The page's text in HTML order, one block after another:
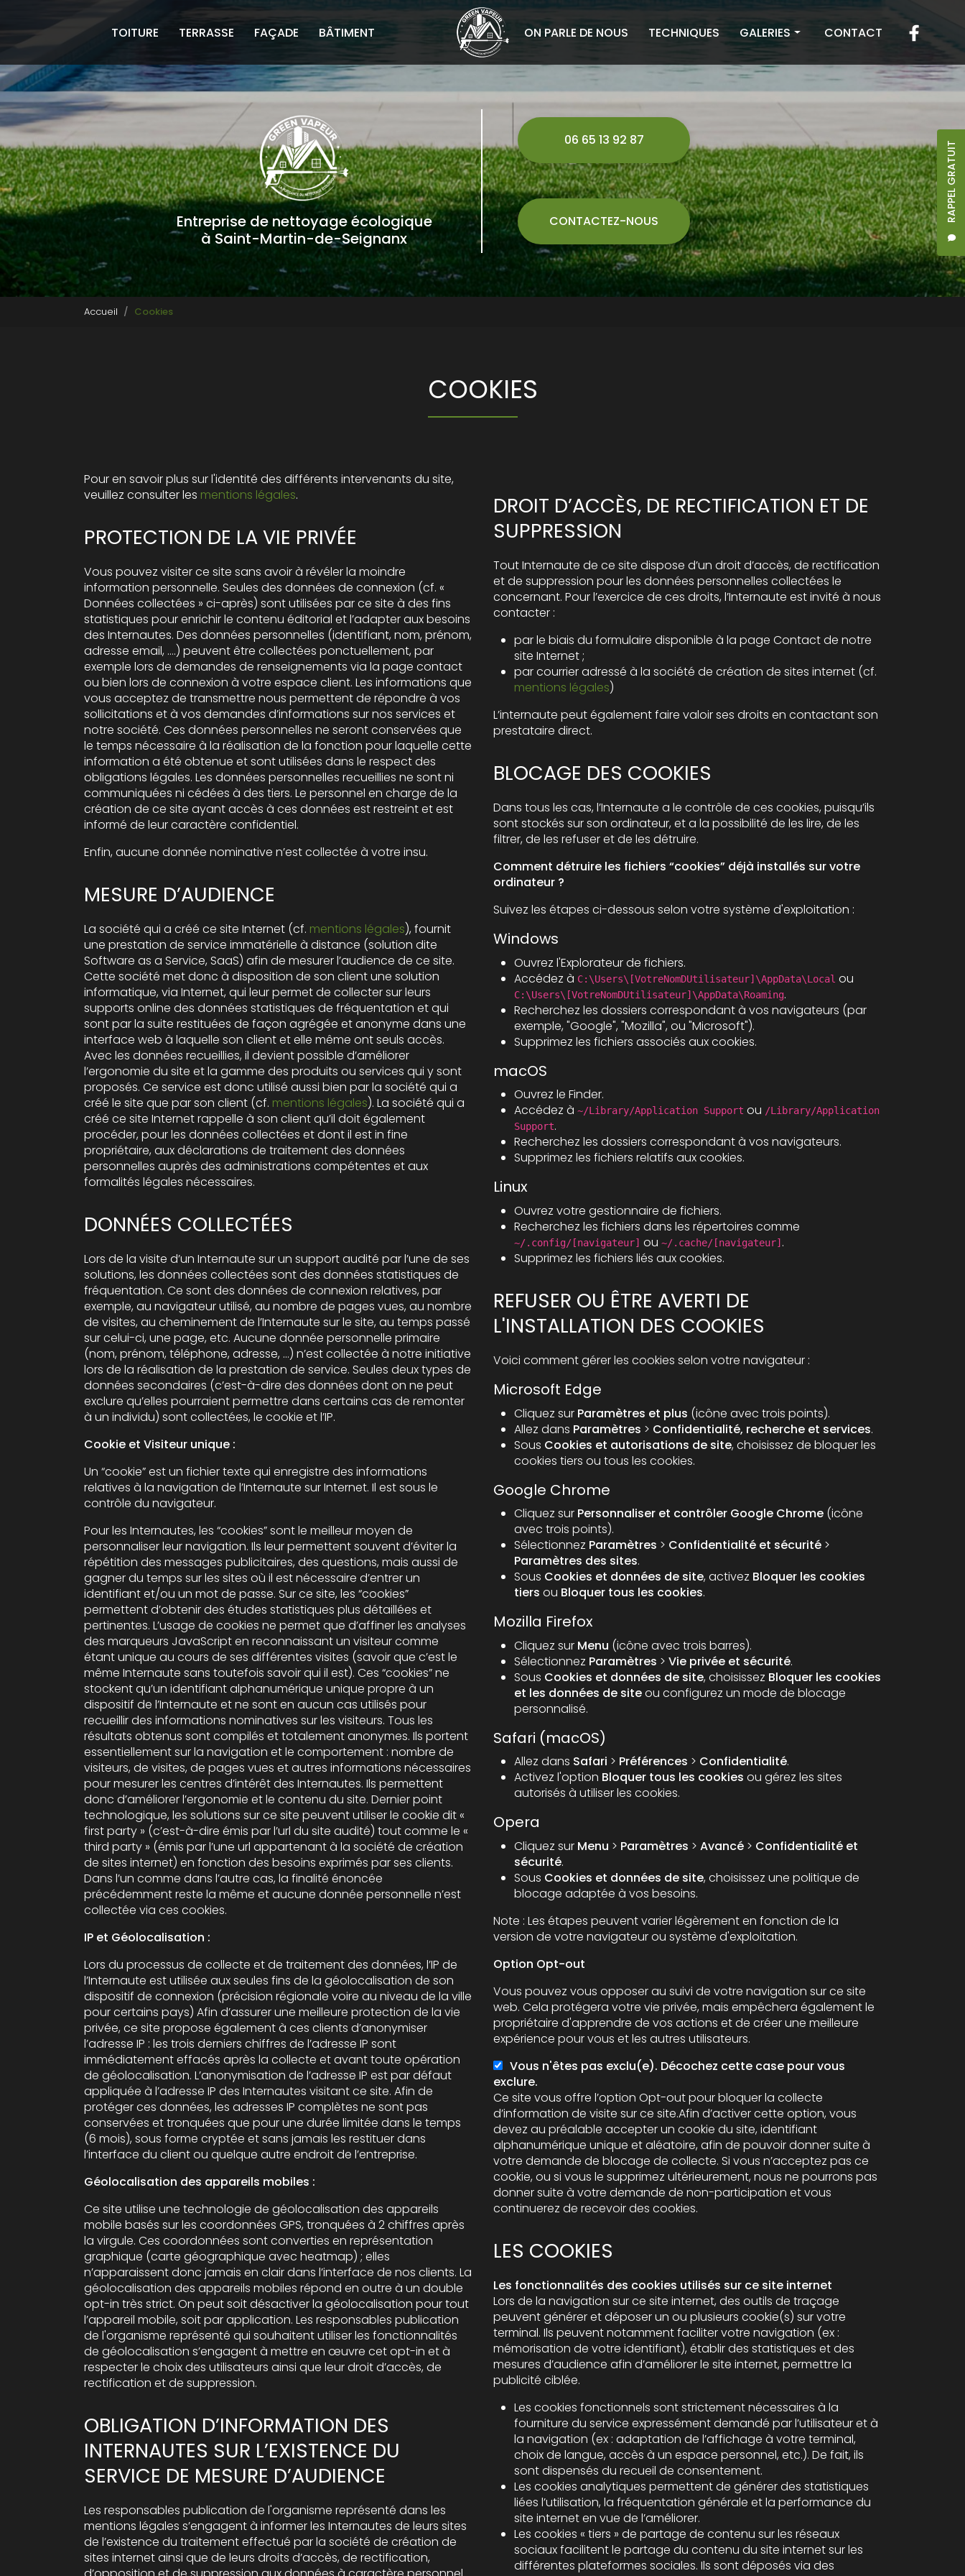
contenu
RAPPEL GRATUIT
TOITURE
TERRASSE FAÇADE BÂTIMENT ON PARLE DE NOUS TECHNIQUES GALERIES
Toiture
CONTACT
Entreprise de nettoyage écologique
à Saint-Martin-de-Seignanx
06 65 13 92 87
CONTACTEZ-NOUS
Accueil Cookies
COOKIES
Pour en savoir plus sur l'identité des différents intervenants du site,
veuillez consulter les mentions légales.
PROTECTION DE LA VIE PRIVÉE
Vous pouvez visiter ce site sans avoir à révéler la moindre
information personnelle. Seules des données de connexion (cf. «
Données collectées » ci-après) sont utilisées par ce site à des fins
statistiques pour enrichir le contenu éditorial et l’adapter aux besoins
des Internautes. Des données personnelles (identifiant, nom, prénom,
adresse email, ….) peuvent être collectées ponctuellement, par
exemple lors de demandes de renseignements via la page contact
ou bien lors de connexion à votre espace client. Les informations que
vous acceptez de transmettre nous permettent de répondre à vos
sollicitations et à vos demandes d’informations sur nos services et
notre société. Ces données personnelles ne seront conservées que
le temps nécessaire à la réalisation de la fonction pour laquelle cette
information a été obtenue et sont utilisées dans le respect des
obligations légales. Les données personnelles recueillies ne sont ni
communiquées ni cédées à des tiers. Le personnel en charge de la
création de ce site ayant accès à ces données est restreint et est
informé de leur caractère confidentiel.
Enfin, aucune donnée nominative n’est collectée à votre insu.
MESURE D’AUDIENCE
La société qui a créé ce site Internet (cf. mentions légales), fournit
une prestation de service immatérielle à distance (solution dite
Software as a Service, SaaS) afin de mesurer l’audience de ce site.
Cette société met donc à disposition de son client une solution
informatique, via Internet, qui leur permet de collecter sur leurs
supports online des données statistiques de fréquentation et qui
sont par la suite restituées de façon agrégée et anonyme dans une
interface web à laquelle son client et elle même ont seuls accès.
Avec les données recueillies, il devient possible d’améliorer
l’ergonomie du site et la gamme des produits ou services qui y sont
proposés. Ce service est donc utilisé aussi bien par la société qui a
créé le site que par son client (cf. mentions légales). La société qui a
créé ce site Internet rappelle à son client qu’il doit également
procéder, pour les données collectées et dont il est in fine
propriétaire, aux déclarations de traitement des données
personnelles auprès des administrations compétentes et aux
formalités légales nécessaires.
DONNÉES COLLECTÉES
Lors de la visite d’un Internaute sur un support audité par l’une de ses
solutions, les données collectées sont des données statistiques de
fréquentation. Ce sont des données de connexion relatives, par
exemple, au navigateur utilisé, au nombre de pages vues, au nombre
de visites, au cheminement de l’Internaute sur le site, au temps passé
sur celui-ci, une page, etc. Aucune donnée personnelle primaire
(nom, prénom, téléphone, adresse, …) n’est collectée à notre initiative
lors de la réalisation de la prestation de service. Seules deux types de
données secondaires (c’est-à-dire des données dont on ne peut
exclure qu’elles pourraient permettre dans certains cas de remonter
à un individu) sont collectées, le cookie et l’IP.
Cookie et Visiteur unique :
Un “cookie” est un fichier texte qui enregistre des informations
relatives à la navigation de l’Internaute sur Internet. Il est sous le
contrôle du navigateur.
Pour les Internautes, les “cookies” sont le meilleur moyen de
personnaliser leur navigation. Ils leur permettent souvent d’éviter la
répétition des messages publicitaires, des questions, mais aussi de
gagner du temps sur les sites où il est nécessaire d’entrer un
identifiant et/ou un mot de passe. Sur ce site, les “cookies”
permettent d’obtenir des études statistiques plus détaillées et
pertinentes. L’usage de cookies ne permet que d’affiner les analyses
des marqueurs JavaScript en reconnaissant un visiteur comme
étant unique au cours de ses différentes visites (savoir que c’est le
même Internaute sans toutefois savoir qui il est). Ces “cookies” ne
stockent qu’un identifiant alphanumérique unique propre à un
dispositif de l’Internaute et ne sont en aucun cas utilisés pour
recueillir des informations nominatives sur les visiteurs. Tous les
résultats obtenus sont compilés et totalement anonymes. Ils portent
essentiellement sur la navigation et le comportement : nombre de
visiteurs, de visites, de pages vues et autres informations nécessaires
pour mesurer les centres d’intérêt des Internautes. Ils permettent
donc d’améliorer l’ergonomie et le contenu du site. Dernier point
technologique, les solutions sur ce site peuvent utiliser le cookie dit «
first party » (c’est-à-dire émis par l’url du site audité) tout comme le «
third party » (émis par l’une url appartenant à la société de création
de sites internet) en fonction des besoins exprimés par ses clients.
Dans l’un comme dans l’autre cas, la finalité énoncée
précédemment reste la même et aucune donnée personnelle n’est
collectée via ces cookies.
IP et Géolocalisation :
Lors du processus de collecte et de traitement des données, l’IP de
l’Internaute est utilisée aux seules fins de la géolocalisation de son
dispositif de connexion (précision régionale voire au niveau de la ville
pour certains pays) Afin d’assurer une meilleure protection de la vie
privée, ce site propose également à ces clients d’anonymiser
l’adresse IP : les trois derniers chiffres de l’adresse IP sont
immédiatement effacés après la collecte et avant toute opération
de géolocalisation. L’anonymisation de l’adresse IP est par défaut
appliquée à l’adresse IP des Internautes visitant ce site. Afin de
protéger ces données, les adresses IP complètes ne sont pas
conservées et tronquées que pour une durée limitée dans le temps
(6 mois), sous forme cryptée et sans jamais les restituer dans
l’interface du client ou quelque autre endroit de l’entreprise.
Géolocalisation des appareils mobiles :
Ce site utilise une technologie de géolocalisation des appareils
mobile basés sur les coordonnées GPS, tronquées à 2 chiffres après
la virgule. Ces coordonnées sont converties en représentation
graphique (carte géographique avec heatmap) ; elles
n’apparaissent donc jamais en clair dans l’interface de nos clients. La
géolocalisation des appareils mobiles répond en outre à un double
opt-in très strict. On peut soit désactiver la géolocalisation pour tout
l’appareil mobile, soit par application. Les responsables publication
de l'organisme représenté qui souhaitent utiliser les fonctionnalités
de géolocalisation s’engagent à mettre en œuvre cet opt-in et à
respecter le choix des utilisateurs ainsi que leur droit d’accès, de
rectification et de suppression.
OBLIGATION D’INFORMATION DES
INTERNAUTES SUR L’EXISTENCE DU
SERVICE DE MESURE D’AUDIENCE
Les responsables publication de l'organisme représenté dans les
mentions légales s’engagent à informer les Internautes de leurs sites
de l’existence du traitement effectué par la société de création de
sites internet ainsi que de leurs droits d’accès, de rectification,
DROIT D’ACCÈS, DE RECTIFICATION ET DE
SUPPRESSION
Tout Internaute de ce site dispose d’un droit d’accès, de rectification
et de suppression pour les données personnelles collectées le
concernant. Pour l’exercice de ces droits, l’Internaute est invité à nous
contacter :
par le biais du formulaire disponible à la page Contact de notre
site Internet ;
par courrier adressé à la société de création de sites internet (cf.
mentions légales)
L’internaute peut également faire valoir ses droits en contactant son
prestataire direct.
BLOCAGE DES COOKIES
Dans tous les cas, l’Internaute a le contrôle de ces cookies, puisqu’ils
sont stockés sur son ordinateur, et a la possibilité de les lire, de les
filtrer, de les refuser et de les détruire.
Comment détruire les fichiers “cookies” déjà installés sur votre
ordinateur ?
Suivez les étapes ci-dessous selon votre système d'exploitation :
Windows
Ouvrez l'Explorateur de fichiers.
Accédez à C:\Users\[VotreNomDUtilisateur]\AppData\Local ou
C:\Users\[VotreNomDUtilisateur]\AppData\Roaming.
Recherchez les dossiers correspondant à vos navigateurs (par
exemple, "Google", "Mozilla", ou "Microsoft").
Supprimez les fichiers associés aux cookies.
macOS
Ouvrez le Finder.
Accédez à ~/Library/Application Support ou /Library/Application
Support.
Recherchez les dossiers correspondant à vos navigateurs.
Supprimez les fichiers relatifs aux cookies.
Linux
Ouvrez votre gestionnaire de fichiers.
Recherchez les fichiers dans les répertoires comme
~/.config/[navigateur] ou ~/.cache/[navigateur] .
Supprimez les fichiers liés aux cookies.
REFUSER OU ÊTRE AVERTI DE
L'INSTALLATION DES COOKIES
Voici comment gérer les cookies selon votre navigateur :
Microsoft Edge
Cliquez sur Paramètres et plus (icône avec trois points).
Allez dans Paramètres > Confidentialité, recherche et services.
Sous Cookies et autorisations de site, choisissez de bloquer les
cookies tiers ou tous les cookies.
Google Chrome
Cliquez sur Personnaliser et contrôler Google Chrome(icône
avec trois points).
Sélectionnez Paramètres > Confidentialité et sécurité>
Paramètres des sites.
Sous Cookies et données de site, activez Bloquer les cookies
tiers ou Bloquer tous les cookies.
Mozilla Firefox
Cliquez sur Menu (icône avec trois barres).
Sélectionnez Paramètres > Vie privée et sécurité.
Sous Cookies et données de site, choisissez Bloquer les cookies
et les données de siteou configurez un mode de blocage
personnalisé.
Safari (macOS)
Allez dans Safari > Préférences > Confidentialité.
Activez l'option Bloquer tous les cookies ou gérez les sites
autorisés à utiliser les cookies.
Opera
Cliquez sur Menu > Paramètres > Avancé> Confidentialité et
sécurité.
Sous Cookies et données de site, choisissez une politique de
blocage adaptée à vos besoins.
Note : Les étapes peuvent varier légèrement en fonction de la
version de votre navigateur ou système d'exploitation.
Option Opt-out
Vous pouvez vous opposer au suivi de votre navigation sur ce site
web. Cela protégera votre vie privée, mais empêchera également le
propriétaire d'apprendre de vos actions et de créer une meilleure
expérience pour vous et les autres utilisateurs.
Vous n'êtes pas exclu(e). Décochez cette case pour vous
exclure.
Ce site vous offre l’option Opt-out pour bloquer la collecte
d’information de visite sur ce site.Afin d’activer cette option, vous
devez au préalable accepter un cookie du site, identifiant
alphanumérique unique et aléatoire, afin de pouvoir donner suite à
votre demande de blocage de collecte. Si vous n’acceptez pas ce
cookie, ou si vous le supprimez ultérieurement, nous ne pourrons pas
donner suite à votre demande de non-participation et vous
continuerez de recevoir des cookies.
LES COOKIES
Les fonctionnalités des cookies utilisés sur ce site internet
Lors de la navigation sur ce site internet, des outils de traçage
peuvent générer et déposer un ou plusieurs cookie(s) sur votre
terminal. Ils peuvent notamment faciliter votre navigation (ex :
mémorisation de votre identifiant), établir des statistiques et des
mesures d’audience afin d’améliorer le site internet, permettre la
publicité ciblée.
Les cookies fonctionnels sont strictement nécessaires à la
fourniture du service expressément demandé par l’utilisateur et à
la navigation (ex : adaptation de l’affichage à votre terminal,
choix de langue, accès à un espace personnel, etc.). De fait, ils
sont dispensés du recueil de consentement.
Les cookies analytiques permettent de générer des statistiques
liées l’utilisation, la fréquentation générale et la performance du
site internet en vue de l’améliorer.
Les cookies « tiers » de partage de contenu sur les réseaux
sociaux facilitent le partage du contenu du site internet sur les
différentes plateformes sociales. Ils sont déposés via des